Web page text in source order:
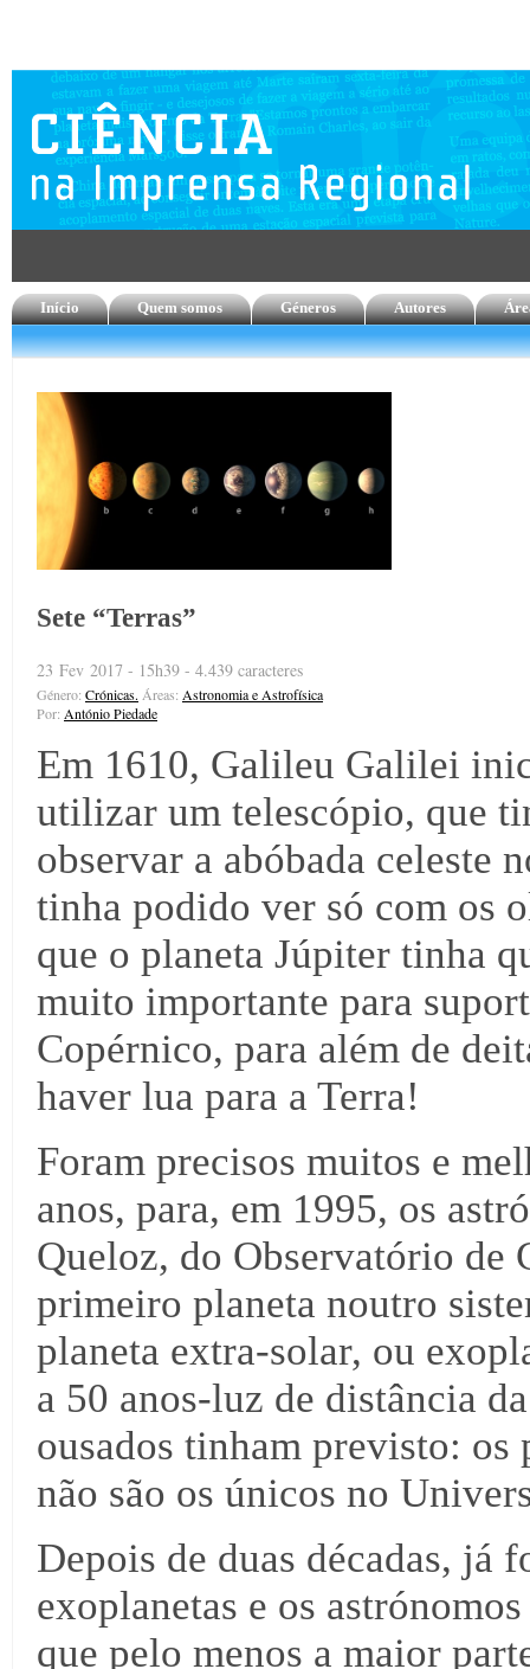
Início Quem somos Géneros Autores
Sete “Terras”
23 Fev 2017 - 15h39 - 4.439 caracteres
Género: Crónicas. Áreas: Astronomia e Astrofísica
Por: António Piedade
Em 1610, Galileu Galilei
utilizar um telescópio, que
observar a abóbada celeste
tinha podido ver só com os
que o planeta Júpiter tinha
muito importante para
Copérnico, para além de
haver lua para a Terra!
Foram precisos muitos e
anos, para, em 1995, os
Queloz, do Observatório de
primeiro planeta noutro
planeta extra-solar, ou
a 50 anos-luz de distância
ousados tinham previsto: os
não são os únicos no
Depois de duas décadas, já
exoplanetas e os
que pelo menos a maior